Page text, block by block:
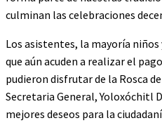
culminan las celebraciones
Los asistentes, la mayoría niños
que aún acuden a realizar el
pudieron disfrutar de la Rosca
Secretaria General, Yoloxóchitl
mejores deseos para la